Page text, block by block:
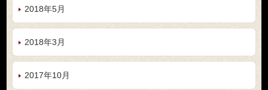
2018年5月
2018年3月
2017年10月